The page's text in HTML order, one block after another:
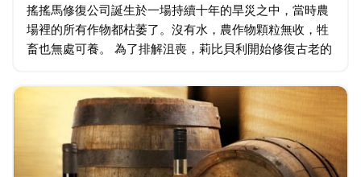
搖搖馬修復公司誕生於一場持續十年的旱災之中，當時農
場裡的所有作物都枯萎了。沒有水，農作物顆粒無收，牲
畜也無處可養。 為了排解沮喪，莉比貝利開始修復古老的
給澳洲各地的家庭…